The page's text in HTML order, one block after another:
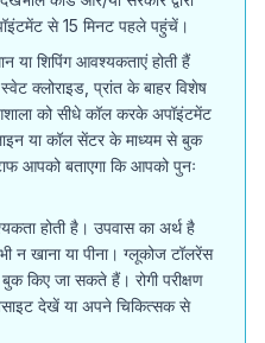
से 15 मिनट पहले पहुंचें।
या शिपिंग आवश्यकताएं होती हैं
क्लोराइड, प्रांत के बाहर विशेष
को सीधे कॉल करके अपॉइंटमेंट
या कॉल सेंटर के माध्यम से बुक
आपको बताएगा कि आपको पुनः
होती है। उपवास का अर्थ है
न खाना या पीना। ग्लूकोज टॉलरेंस
किए जा सकते हैं। रोगी परीक्षण
देखें या अपने चिकित्सक से